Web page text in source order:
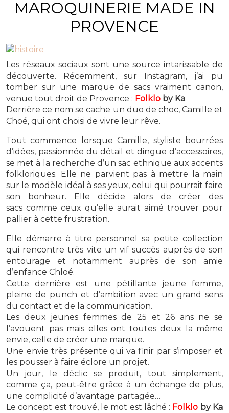
MAROQUINERIE MADE IN
PROVENCE
Les réseaux sociaux sont une source intarissable de
découverte. Récemment, sur Instagram, j’ai pu
tomber sur une marque de sacs vraiment canon,
venue tout droit de Provence : Folklo by Ka.
Derrière ce nom se cache un duo de choc, Camille et
Choé, qui ont choisi de vivre leur rêve.
Tout commence lorsque Camille, styliste bourrées
d’idées, passionnée du détail et dingue d’accessoires,
se met à la recherche d’un sac ethnique aux accents
folkloriques. Elle ne parvient pas à mettre la main
sur le modèle idéal à ses yeux, celui qui pourrait faire
son bonheur. Elle décide alors de créer des
sacs comme ceux qu’elle aurait aimé trouver pour
pallier à cette frustration.
Elle démarre à titre personnel sa petite collection
qui rencontre très vite un vif succès auprès de son
entourage et notamment auprès de son amie
d’enfance Chloé.
Cette dernière est une pétillante jeune femme,
pleine de punch et d’ambition avec un grand sens
du contact et de la communication.
Les deux jeunes femmes de 25 et 26 ans ne se
l’avouent pas mais elles ont toutes deux la même
envie, celle de créer une marque.
Une envie très présente qui va finir par s’imposer et
les pousser à faire éclore un projet.
Un jour, le déclic se produit, tout simplement,
comme ça, peut-être grâce à un échange de plus,
une complicité d’avantage partagée…
Le concept est trouvé, le mot est lâché : Folklo by Ka